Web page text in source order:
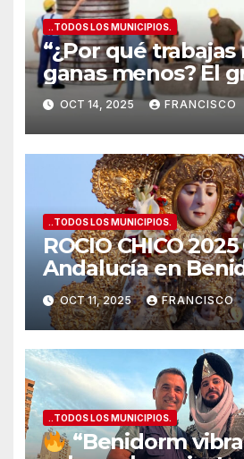
..TODOS LOS MUNICIPIOS.
“¿Por qué trabajas
ganas menos? El
de los salarios
”
OCT 14, 2025 FRANCISCO
..TODOS LOS MUNICIPIOS.
ROCIO CHICO
Andalucía en
OCT 11, 2025 FRANCISCO
..TODOS LOS MUNICIPIOS.
“Benidorm